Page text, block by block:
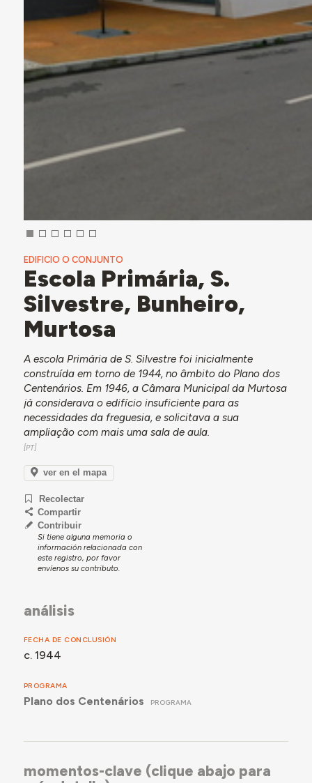
EDIFICIO O CONJUNTO
Escola Primária, S.
Silvestre, Bunheiro,
Murtosa
A escola Primária de S. Silvestre foi inicialmente
construída em torno de 1944, no âmbito do Plano dos
Centenários. Em 1946, a Câmara Municipal da Murtosa
já considerava o edifício insuficiente para as
necessidades da freguesia, e solicitava a sua
ampliação com mais uma sala de aula.
ver en el mapa
Recolectar
Compartir
Contribuir
Si tiene alguna memoria o
información relacionada con
este registro, por favor
envíenos su contributo.
análisis
FECHA DE CONCLUSIÓN
c. 1944
PROGRAMA
Plano dos Centenários PROGRAMA
momentos-clave (clique abajo para